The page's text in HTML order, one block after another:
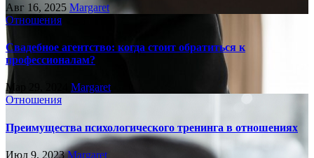
Авг 16, 2025 Margaret
Отношения
Свадебное агентство: когда стоит обратиться к
профессионалам?
Мар 29, 2024 Margaret
Отношения
Преимущества психологического тренинга в отношениях
Июл 9, 2023Margaret